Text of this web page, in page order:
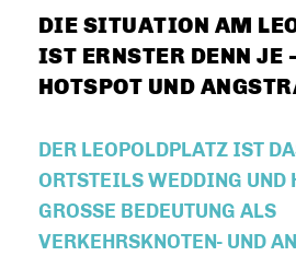
DIE SITUATION AM
IST ERNSTER DENN JE
HOTSPOT UND
DER LEOPOLDPLATZ IST
ORTSTEILS WEDDING UND
GROSSE BEDEUTUNG ALS V
ERKEHRSKNOTEN- UND